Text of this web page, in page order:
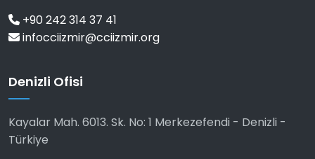
+90 242 314 37 41
infocciizmir@cciizmir.org
Denizli Ofisi
Kayalar Mah. 6013. Sk. No: 1 Merkezefendi - Denizli -
Türkiye